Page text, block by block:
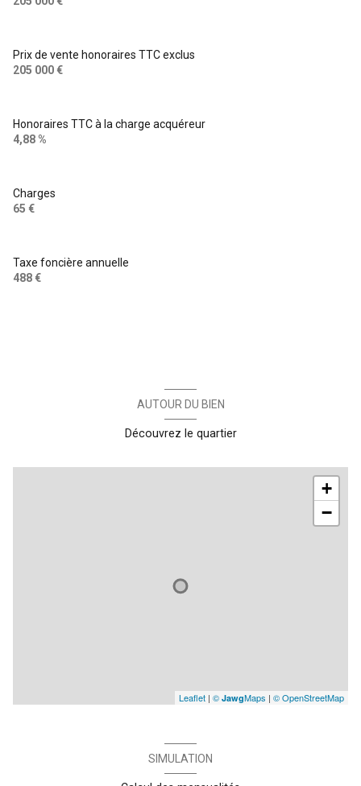
Prix de vente honoraires TTC exclus
205 000 €
Honoraires TTC à la charge acquéreur
4,88 %
Charges
65 €
Taxe foncière annuelle
488 €
AUTOUR DU BIEN
Découvrez le quartier
+
−
Leaflet | © JawgMaps | © OpenStreetMap
SIMULATION